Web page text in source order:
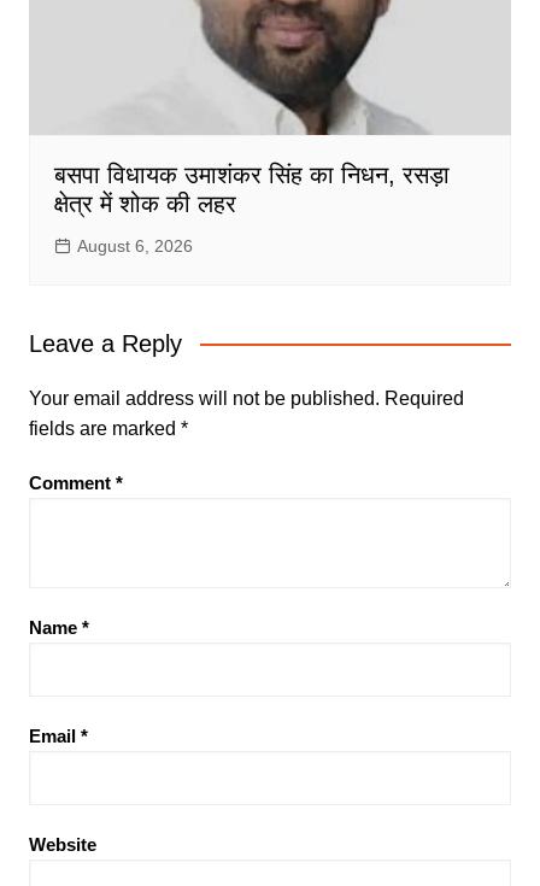
बसपा विधायक उमाशंकर सिंह का निधन, रसड़ा
क्षेत्र में शोक की लहर
August 6, 2026
Leave a Reply
Your email address will not be published. Required
fields are marked *
Comment *
Name *
Email *
Website